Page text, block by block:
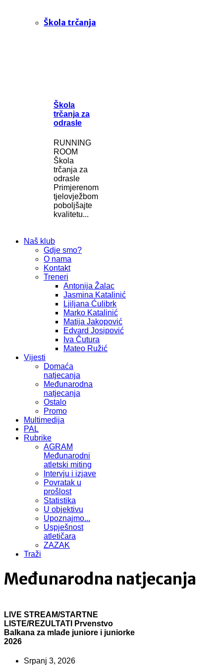
Škola trčanja
Škola
trčanja za
odrasle
RUNNING
ROOM
Škola
trčanja za
odrasle
Primjerenom
tjelovježbom
poboljšajte
kvalitetu...
Naš klub
Gdje smo?
O nama
Kontakt
Treneri
Antonija Žalac
Jasmina Katalinić
Ljiljana Ćulibrk
Marko Katalinić
Matija Jakopović
Edvard Josipović
Iva Čutura
Mateo Ružić
Vijesti
Domaća
natjecanja
Međunarodna
natjecanja
Ostalo
Promo
Multimedija
PAL
Rubrike
AGRAM
Međunarodni
atletski miting
Intervju i izjave
Povratak u
prošlost
Statistika
U objektivu
Upoznajmo...
Uspješnost
atletičara
ZAZAK
Traži
Međunarodna natjecanja
LIVE STREAM/STARTNE
LISTE/REZULTATI Prvenstvo
Balkana za mlađe juniore i juniorke
2026
Srpanj 3, 2026